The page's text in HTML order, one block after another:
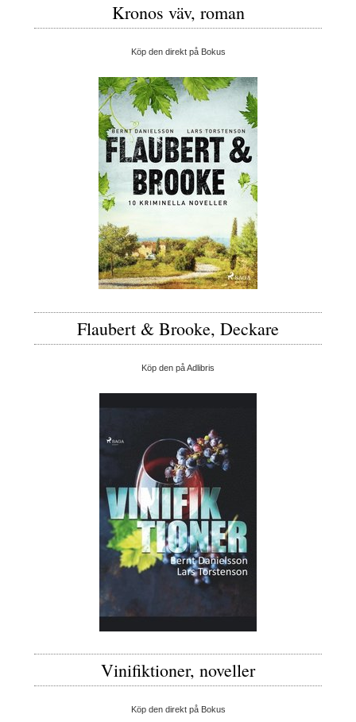
Kronos väv, roman
Köp den direkt på Bokus
Flaubert & Brooke, Deckare
Köp den på Adlibris
Vinifiktioner, noveller
Köp den direkt på Bokus